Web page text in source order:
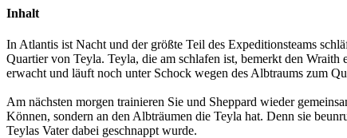
Inhalt
In Atlantis ist Nacht und der größte Teil des Expeditionsteams
Quartier von Teyla. Teyla, die am schlafen ist, bemerkt den Wraith
erwacht und läuft noch unter Schock wegen des Albtraums zum
Am nächsten morgen trainieren Sie und Sheppard wieder
Können, sondern an den Albträumen die Teyla hat. Denn sie
Teylas Vater dabei geschnappt wurde.